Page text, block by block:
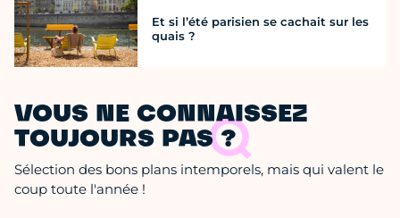
Et si l’été parisien se cachait sur les
quais ?
VOUS NE CONNAISSEZ
TOUJOURS PAS ?
Sélection des bons plans intemporels, mais qui valent le
coup toute l'année !